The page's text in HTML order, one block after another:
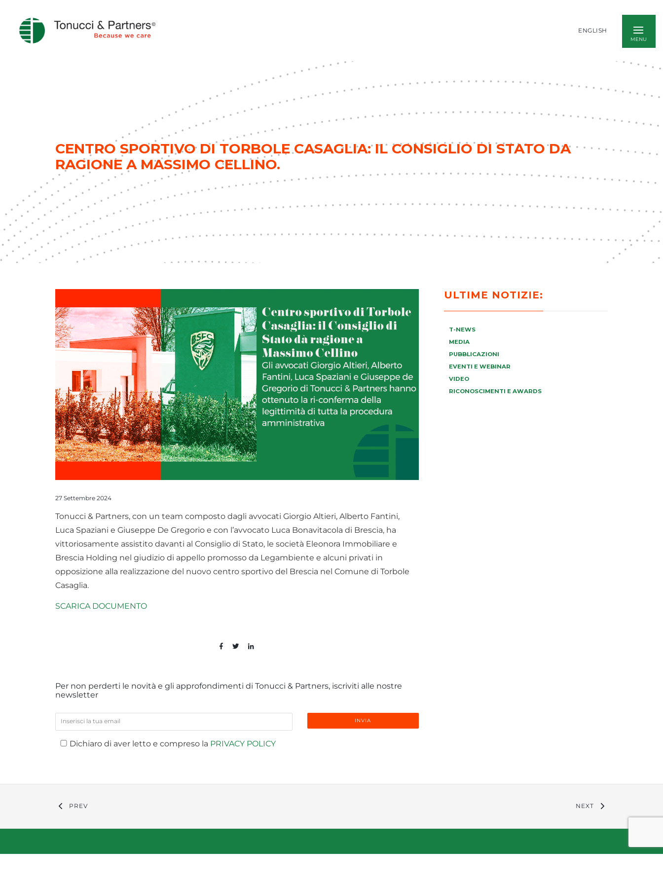
ENGLISH
CENTRO SPORTIVO DI TORBOLE CASAGLIA: IL CONSIGLIO DI STATO DA
RAGIONE A MASSIMO CELLINO.
27 Settembre 2024
Tonucci & Partners, con un team composto dagli avvocati Giorgio Altieri, Alberto Fantini,
Luca Spaziani e Giuseppe De Gregorio e con l’avvocato Luca Bonavitacola di Brescia, ha
vittoriosamente assistito davanti al Consiglio di Stato, le società Eleonora Immobiliare e
Brescia Holding nel giudizio di appello promosso da Legambiente e alcuni privati in
opposizione alla realizzazione del nuovo centro sportivo del Brescia nel Comune di Torbole
Casaglia.
SCARICA DOCUMENTO
Per non perderti le novità e gli approfondimenti di Tonucci & Partners, iscriviti alle nostre
newsletter
Dichiaro di aver letto e compreso la PRIVACY POLICY
ULTIME NOTIZIE:
T-NEWS
MEDIA
PUBBLICAZIONI
EVENTI E WEBINAR
VIDEO
RICONOSCIMENTI E AWARDS
PREV NEXT